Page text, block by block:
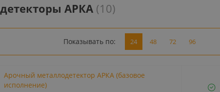
АРКА (10)
Показывать по: 24 48 72 96
Арочный металлодетектор АРКА (базовое
исполнение)